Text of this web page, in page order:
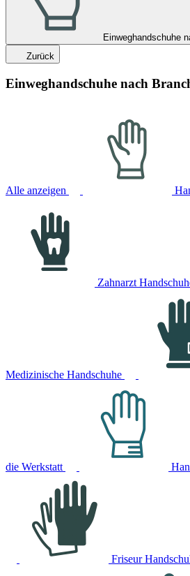
Einweghandschuhe
Zurück
Einweghandschuhe nach
Alle anzeigen
Zahnarzt
Medizinische Handschuhe
die Werkstatt
Friseur